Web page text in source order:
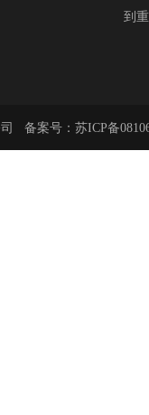
到
备案号： 苏ICP备